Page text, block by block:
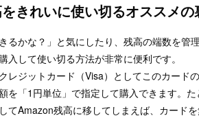
きれいに使い切るオススメの
るかな？」と気にしたり、残高の端数を管
入して使い切る方法が非常に便利です。
レジットカード（Visa）としてこのカード
を「1円単位」で指定して購入できます。
てAmazon残高に移してしまえば、カード